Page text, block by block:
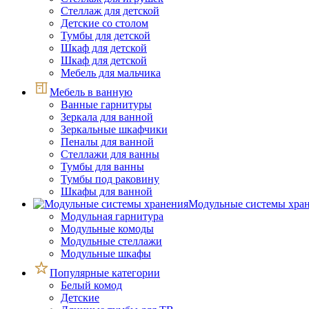
Стеллаж для детской
Детские со столом
Тумбы для детской
Шкаф для детской
Шкаф для детской
Мебель для мальчика
Мебель в ванную
Ванные гарнитуры
Зеркала для ванной
Зеркальные шкафчики
Пеналы для ванной
Стеллажи для ванны
Тумбы для ванны
Тумбы под раковину
Шкафы для ванной
Модульные системы
Модульная гарнитура
Модульные комоды
Модульные стеллажи
Модульные шкафы
Популярные категории
Белый комод
Детские